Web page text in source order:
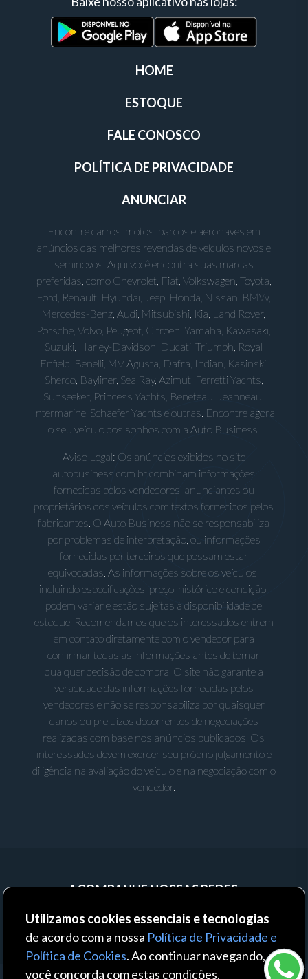
HOME
ESTOQUE
FALE CONOSCO
POLÍTICA DE PRIVACIDADE
ANUNCIAR
Encontre carros, motos, barcos e aeronaves em
anúncios das melhores revendas de veículos novos e
seminovos. Aqui você encontra suas marcas
preferidas, como Chevrolet, Fiat, Volkswagen, Toyota,
Ford, Renault, Hyundai, Jeep, Honda, Nissan, BMW,
Mercedes-Benz, Audi, Mitsubishi, Kia, Land Rover,
Porsche, Volvo, Peugeot, Citroën, Yamaha, Kawasaki,
Suzuki, Harley-Davidson, Ducati, Triumph, Royal
Enfield, Benelli, MV Agusta, Dafra, Indian, Kasinski,
Sherco, Bayliner, Sea Ray, Azimut, Ferretti Yachts,
Sunseeker, Princess Yachts, Beneteau, Jeanneau,
Intermarine, Schaefer Yachts e outras. Encontre agora
o seu veículo dos sonhos com a Auto Business.
Aviso Legal: Os anúncios exibidos no site
autobusiness.com.br combinam informações
fornecidas pelos vendedores, anunciantes ou
proprietários dos veículos com textos fornecidos pelos
fabricantes. O Auto Business não se responsabiliza
por problemas de interpretação, ou informações
fornecidas por terceiros que possam estar
equivocadas. As informações sobre os veículos,
incluindo especificações, preço, histórico e condição,
podem variar e estão sujeitas à disponibilidade de
estoque. Recomendamos que os interessados entrem
em contato diretamente com o vendedor para
confirmar todas as informações antes de tomar
qualquer decisão de compra. O site não garante a
veracidade das informações fornecidas pelos
vendedores e não se responsabiliza por quaisquer
danos ou prejuízos decorrentes de negociações
realizadas com base nos anúncios publicados. Os
interessados devem exercer seu próprio julgamento e
diligência na avaliação do veículo e na negociação com o
vendedor.
ACOMPANHE NOSSAS REDES:
Utilizamos cookies essenciais e tecnologias
de acordo com a nossa Política de Privacidade e
Política de Cookies. Ao continuar navegando,
você concorda com estas condições.